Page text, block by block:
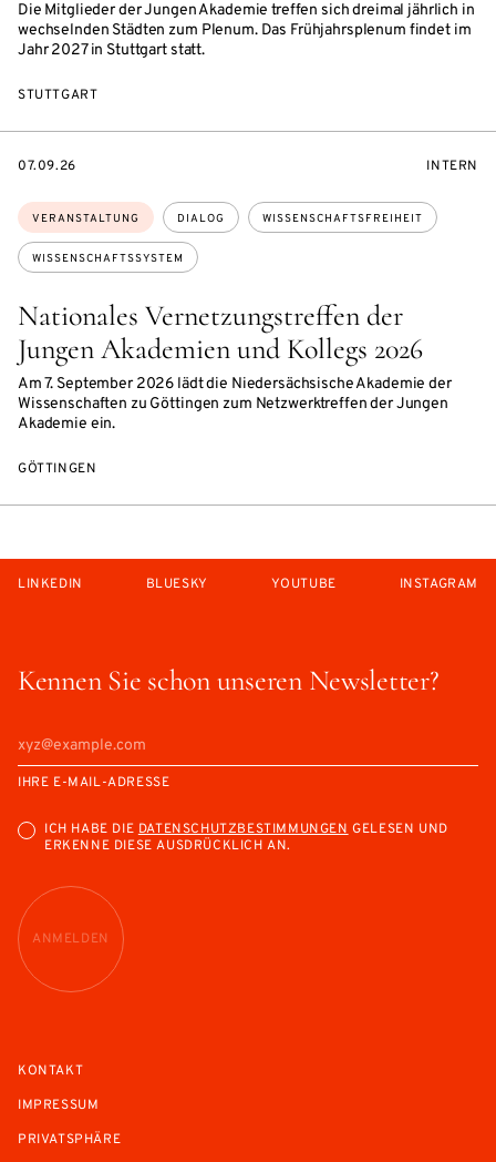
Die Mitglieder der Jungen Akademie treffen sich dreimal jährlich in
wechselnden Städten zum Plenum. Das Frühjahrsplenum findet im
Jahr 2027 in Stuttgart statt.
STUTTGART
Nationales Vernetzungstreffen der
Jungen Akademien und Kollegs 2026
Am 7. September 2026 lädt die Niedersächsische Akademie der
Wissenschaften zu Göttingen zum Netzwerktreffen der Jungen
Akademie ein.
Themen:
VERANSTALTUNG DIALOG WISSENSCHAFTSFREIHEIT
WISSENSCHAFTSSYSTEM
EVENTBEGINSON
07.09.26 INTERN
GÖTTINGEN
Kennen Sie schon unseren Newsletter?
IHRE E-MAIL-ADRESSE
ICH HABE DIEDATENSCHUTZBESTIMMUNGENGELESEN UND
ERKENNE DIESE AUSDRÜCKLICH AN.
ANMELDEN
LINKEDIN BLUESKY YOUTUBE INSTAGRAM
KONTAKT
IMPRESSUM
PRIVATSPHÄRE